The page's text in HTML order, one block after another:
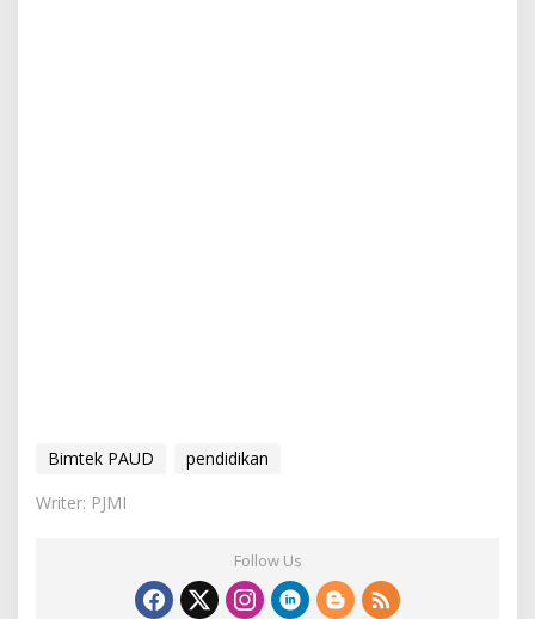
Bimtek PAUD
pendidikan
Writer: PJMI
Follow Us